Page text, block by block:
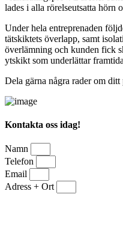
lades i alla rörelseutsatta hörn
Under hela entreprenaden
tätskiktets överlapp, samt
överlämning och kunden fick
ytskikt som underlättar
Dela gärna några rader om
Kontakta oss idag!
Namn
Telefon
Email
Adress + Ort